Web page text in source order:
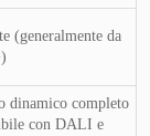
(generalmente da
dinamico completo
con DALI e